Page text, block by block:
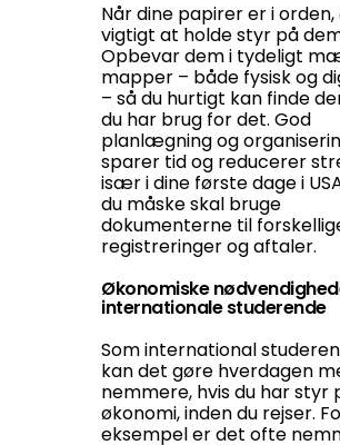
Når dine papirer er i
vigtigt at holde styr på
Opbevar dem i tydeligt
mapper – både fysisk og
– så du hurtigt kan finde
du har brug for det. God
planlægning og
sparer tid og reducerer
især i dine første dage i
du måske skal bruge
dokumenterne til
registreringer og aftaler.
Økonomiske
internationale studerende
Som international
kan det gøre hverdagen
nemmere, hvis du har styr
økonomi, inden du rejser.
eksempel er det ofte